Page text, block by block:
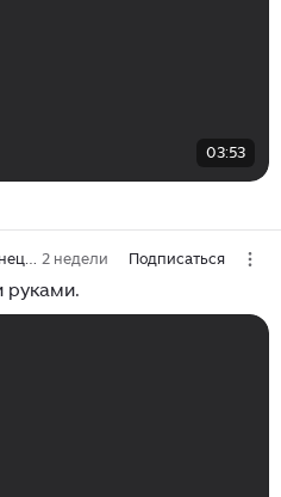
03:53
Удача на даче с Еленой Кузнецовой 2 недели Подписаться
руками.